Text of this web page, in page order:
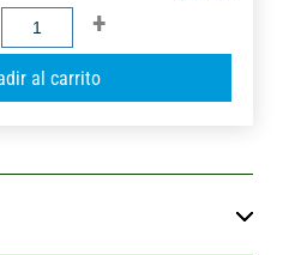
al carrito
n
a